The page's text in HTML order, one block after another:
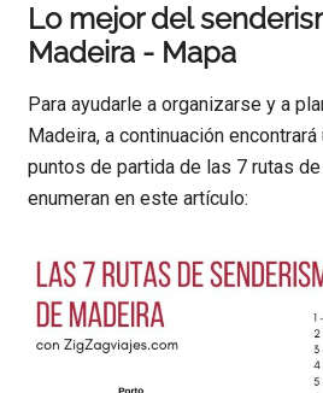
Lo mejor del
Madeira - Mapa
Para ayudarle a organizarse y a
Madeira, a continuación
puntos de partida de las 7 rutas
enumeran en este artículo: